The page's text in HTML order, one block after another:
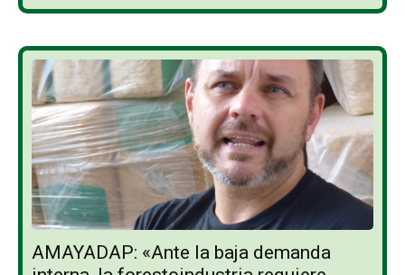
AMAYADAP: «Ante la baja demanda